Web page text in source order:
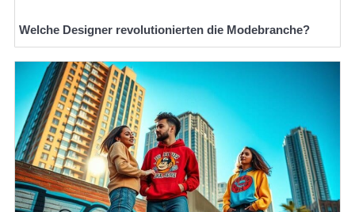
Welche Designer revolutionierten die Modebranche?